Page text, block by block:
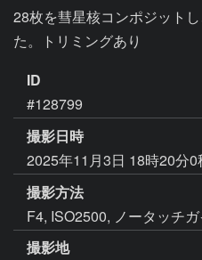
28枚を彗星核コンポジット
た。トリミングあり
ID
#128799
撮影日時
2025年11月3日 18時20分0
撮影方法
F4, ISO2500, ノータッチ
撮影地